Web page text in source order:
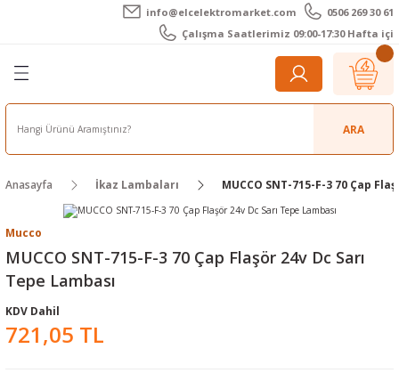
info@elcelektromarket.com
0506 269 30 61
Çalışma Saatlerimiz 09:00-17:30 Hafta içi
Geri Dön
Geri Dön
Geri Dön
Kameralar
Geri Dön
Cihazları
Geri Dön
Teli - Pasta
Geri Dön
ARA
Anasayfa İkaz Lambaları MUCCO SNT-715-F-3 70 Çap
Mucco
MUCCO SNT-715-F-3 70 Çap Flaşör 24v Dc Sarı
Tepe Lambası
KDV Dahil
721,05 TL